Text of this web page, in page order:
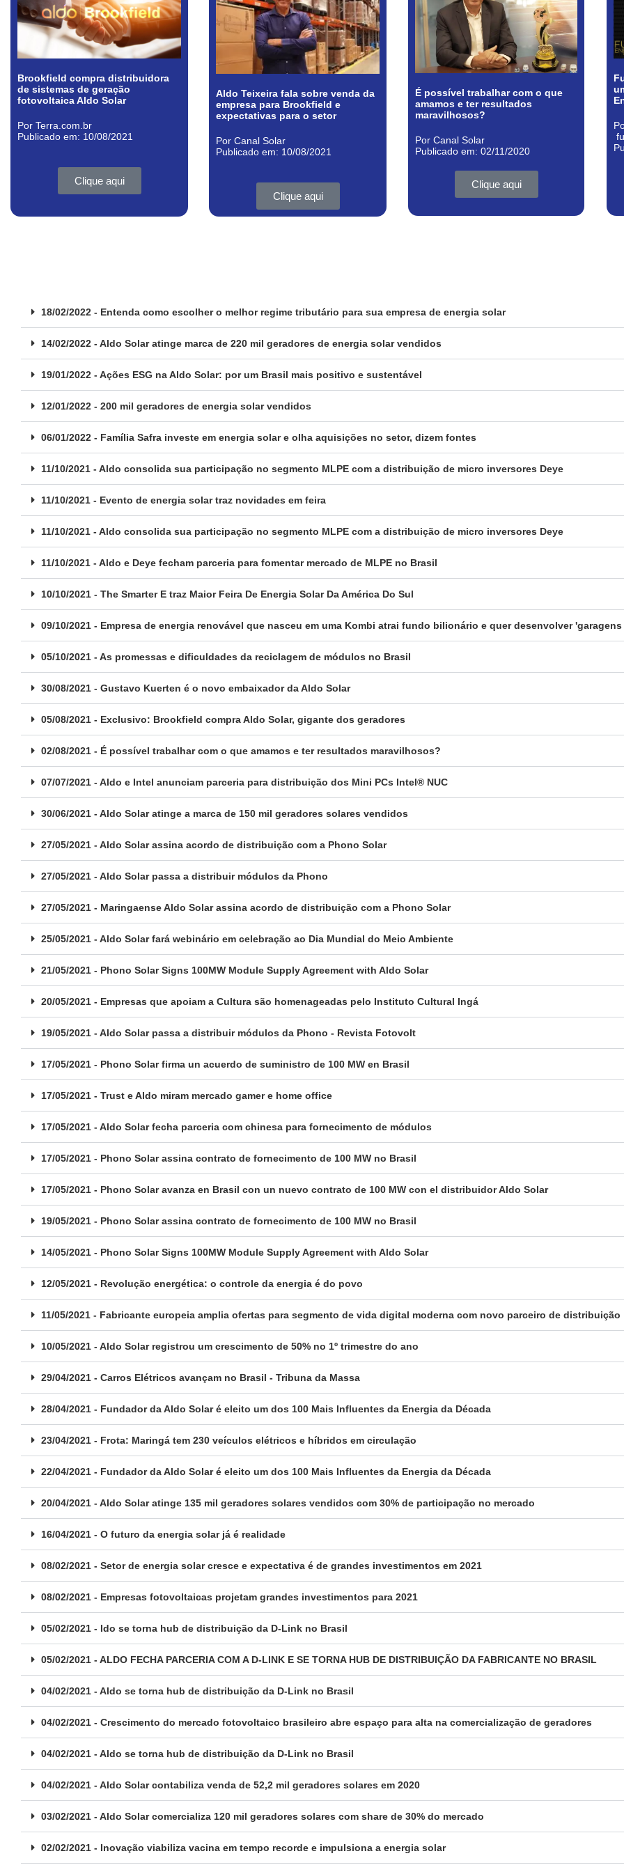
Brookfield compra distribuidora
de sistemas de geração
fotovoltaica Aldo Solar
Por Terra.com.br
Publicado em: 10/08/2021
Clique aqui
Aldo Teixeira fala sobre venda da
empresa para Brookfield e
expectativas para o setor
Por Canal Solar
Publicado em: 10/08/2021
Clique aqui
É possível trabalhar com o que
amamos e ter resultados
maravilhosos?
Por Canal Solar
Publicado em: 02/11/2020
Clique aqui
18/02/2022 - Entenda como escolher o melhor regime tributário para sua empresa de energia solar
14/02/2022 - Aldo Solar atinge marca de 220 mil geradores de energia solar vendidos
19/01/2022 - Ações ESG na Aldo Solar: por um Brasil mais positivo e sustentável
12/01/2022 - 200 mil geradores de energia solar vendidos
06/01/2022 - Família Safra investe em energia solar e olha aquisições no setor, dizem fontes
11/10/2021 - Aldo consolida sua participação no segmento MLPE com a distribuição de micro inversores Deye
11/10/2021 - Evento de energia solar traz novidades em feira
11/10/2021 - Aldo consolida sua participação no segmento MLPE com a distribuição de micro inversores Deye
11/10/2021 - Aldo e Deye fecham parceria para fomentar mercado de MLPE no Brasil
10/10/2021 - The Smarter E traz Maior Feira De Energia Solar Da América Do Sul
09/10/2021 - Empresa de energia renovável que nasceu em uma Kombi atrai fundo bilionário e quer desenvolver
05/10/2021 - As promessas e dificuldades da reciclagem de módulos no Brasil
30/08/2021 - Gustavo Kuerten é o novo embaixador da Aldo Solar
05/08/2021 - Exclusivo: Brookfield compra Aldo Solar, gigante dos geradores
02/08/2021 - É possível trabalhar com o que amamos e ter resultados maravilhosos?
07/07/2021 - Aldo e Intel anunciam parceria para distribuição dos Mini PCs Intel® NUC
30/06/2021 - Aldo Solar atinge a marca de 150 mil geradores solares vendidos
27/05/2021 - Aldo Solar assina acordo de distribuição com a Phono Solar
27/05/2021 - Aldo Solar passa a distribuir módulos da Phono
27/05/2021 - Maringaense Aldo Solar assina acordo de distribuição com a Phono Solar
25/05/2021 - Aldo Solar fará webinário em celebração ao Dia Mundial do Meio Ambiente
21/05/2021 - Phono Solar Signs 100MW Module Supply Agreement with Aldo Solar
20/05/2021 - Empresas que apoiam a Cultura são homenageadas pelo Instituto Cultural Ingá
19/05/2021 - Aldo Solar passa a distribuir módulos da Phono - Revista Fotovolt
17/05/2021 - Phono Solar firma un acuerdo de suministro de 100 MW en Brasil
17/05/2021 - Trust e Aldo miram mercado gamer e home office
17/05/2021 - Aldo Solar fecha parceria com chinesa para fornecimento de módulos
17/05/2021 - Phono Solar assina contrato de fornecimento de 100 MW no Brasil
17/05/2021 - Phono Solar avanza en Brasil con un nuevo contrato de 100 MW con el distribuidor Aldo Solar
19/05/2021 - Phono Solar assina contrato de fornecimento de 100 MW no Brasil
14/05/2021 - Phono Solar Signs 100MW Module Supply Agreement with Aldo Solar
12/05/2021 - Revolução energética: o controle da energia é do povo
11/05/2021 - Fabricante europeia amplia ofertas para segmento de vida digital moderna com novo parceiro de distribuição
10/05/2021 - Aldo Solar registrou um crescimento de 50% no 1º trimestre do ano
29/04/2021 - Carros Elétricos avançam no Brasil - Tribuna da Massa
28/04/2021 - Fundador da Aldo Solar é eleito um dos 100 Mais Influentes da Energia da Década
23/04/2021 - Frota: Maringá tem 230 veículos elétricos e híbridos em circulação
22/04/2021 - Fundador da Aldo Solar é eleito um dos 100 Mais Influentes da Energia da Década
20/04/2021 - Aldo Solar atinge 135 mil geradores solares vendidos com 30% de participação no mercado
16/04/2021 - O futuro da energia solar já é realidade
08/02/2021 - Setor de energia solar cresce e expectativa é de grandes investimentos em 2021
08/02/2021 - Empresas fotovoltaicas projetam grandes investimentos para 2021
05/02/2021 - ldo se torna hub de distribuição da D-Link no Brasil
05/02/2021 - ALDO FECHA PARCERIA COM A D-LINK E SE TORNA HUB DE DISTRIBUIÇÃO DA FABRICANTE NO BRASIL
04/02/2021 - Aldo se torna hub de distribuição da D-Link no Brasil
04/02/2021 - Crescimento do mercado fotovoltaico brasileiro abre espaço para alta na comercialização de geradores
04/02/2021 - Aldo se torna hub de distribuição da D-Link no Brasil
04/02/2021 - Aldo Solar contabiliza venda de 52,2 mil geradores solares em 2020
03/02/2021 - Aldo Solar comercializa 120 mil geradores solares com share de 30% do mercado
02/02/2021 - Inovação viabiliza vacina em tempo recorde e impulsiona a energia solar